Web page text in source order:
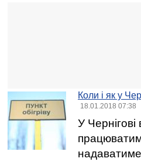
Коли і як у
18.01.2018 07:38
У